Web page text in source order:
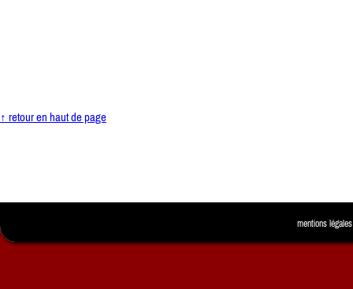
↑ retour en haut de page
mentions légales